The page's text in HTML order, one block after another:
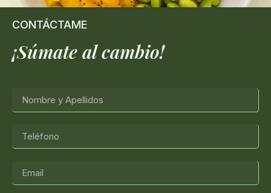
CONTÁCTAME
¡Súmate al cambio!